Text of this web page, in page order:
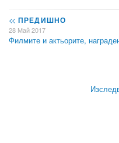
<< ПРЕДИШНО
28 Май 2017
Филмите и актьорите,